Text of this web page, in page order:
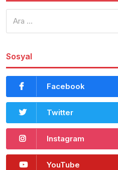
Sosyal
Facebook
Twitter
Instagram
YouTube